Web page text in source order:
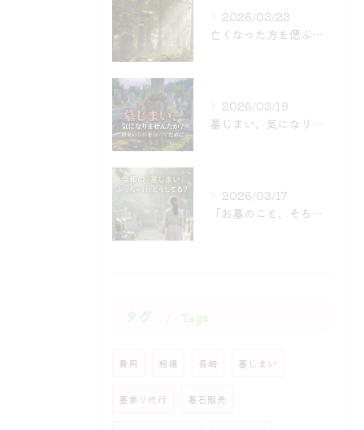
2026/03/23
亡くなった方を偲ぶ供養の方法は多様で、お墓そのもののあり方も...
2026/03/19
墓じまい、気になりませんか？
2026/03/17
「お墓のこと、そろそろ考えなきゃ…」
タグ Tags
費用 相場 長崎 墓じまい
墓参り代行 墓石販売